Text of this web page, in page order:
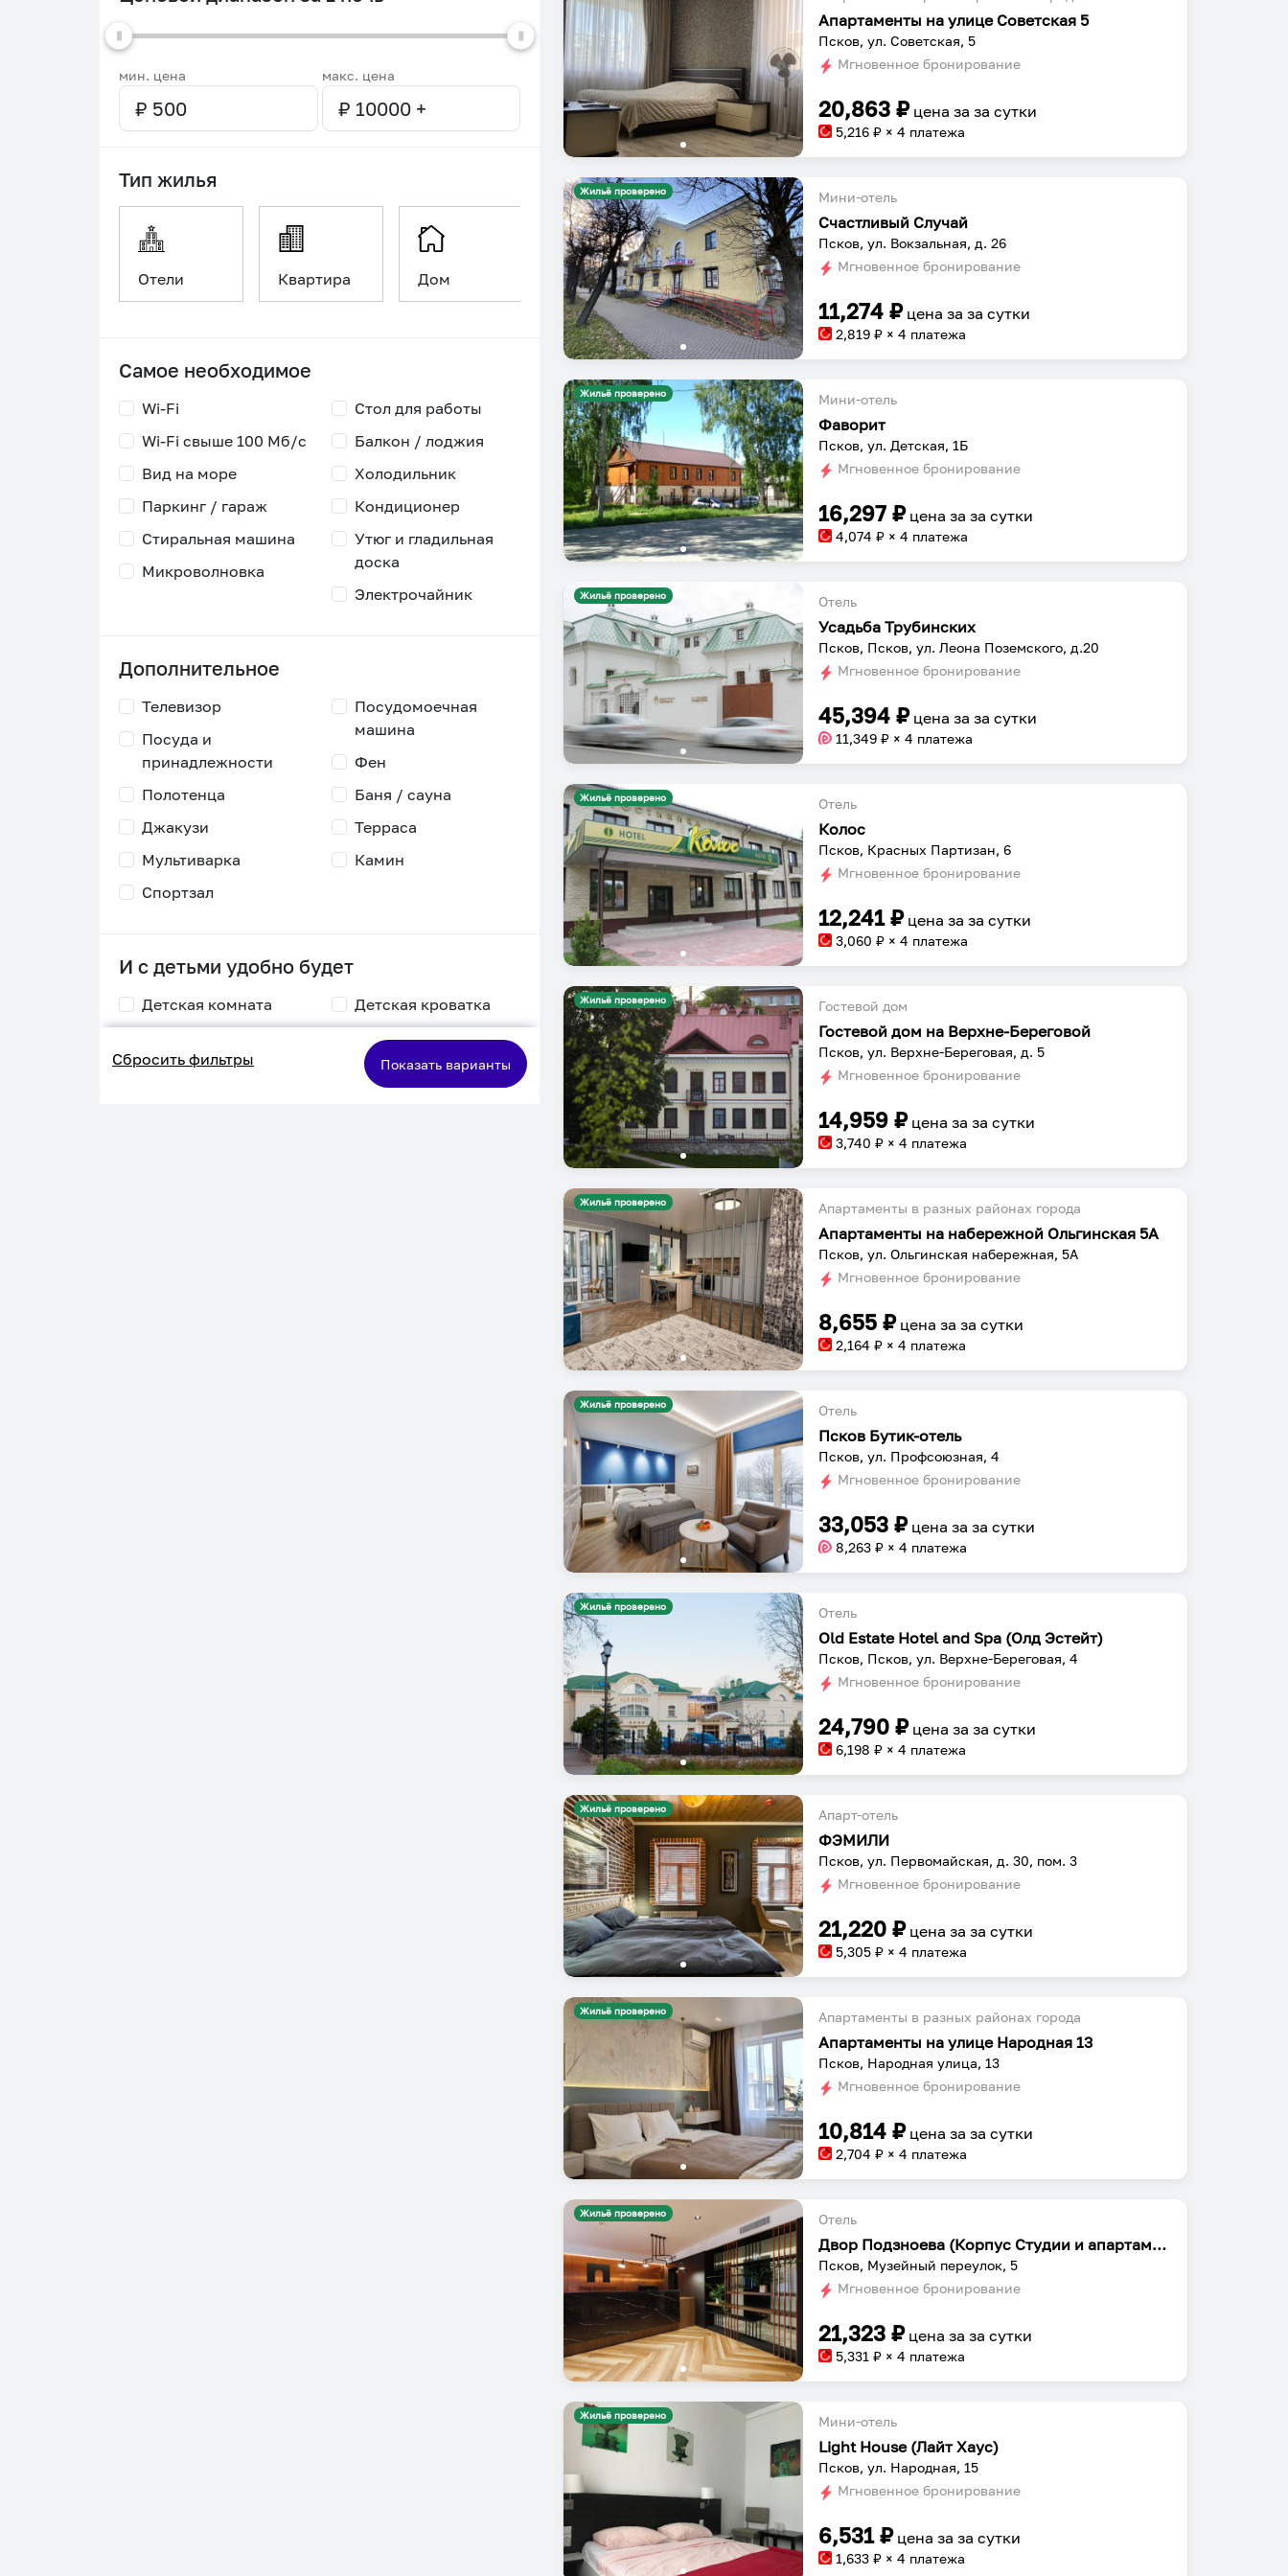
мин. цена макс. цена
Тип жилья
Отели Квартира Дом Уникальное
Самое необходимое
Wi-Fi
Wi-Fi свыше 100 Мб/с
Стол для работы
Балкон / лоджия
Вид на море
Паркинг / гараж
Холодильник
Кондиционер
Стиральная машина
Микроволновка
Утюг и гладильная
доска
Электрочайник
Дополнительное
Телевизор
Посуда и
принадлежности
Посудомоечная
машина
Фен
Полотенца
Джакузи
Баня / сауна
Терраса
Мультиварка
Спортзал
Камин
И с детьми удобно будет
Детская комната
кормления
Детская кроватка
Двухъярусная
кровать
Сбросить фильтры Показать варианты
Апартаменты на улице Советская 5
Псков, ул. Советская, 5
Мгновенное бронирование
20,863 ₽ цена заза сутки
5,216 ₽ × 4 платежа
Жильё проверено Мини-отель
Счастливый Случай
Псков, ул. Вокзальная, д. 26
Мгновенное бронирование
11,274 ₽ цена заза сутки
2,819 ₽ × 4 платежа
Жильё проверено Мини-отель
Фаворит
Псков, ул. Детская, 1Б
Мгновенное бронирование
16,297 ₽ цена заза сутки
4,074 ₽ × 4 платежа
Жильё проверено Отель
Усадьба Трубинских
Псков, Псков, ул. Леона Поземского, д.20
Мгновенное бронирование
45,394 ₽ цена заза сутки
11,349 ₽ × 4 платежа
Жильё проверено Отель
Колос
Псков, Красных Партизан, 6
Мгновенное бронирование
12,241₽ цена заза сутки
3,060 ₽ × 4 платежа
Жильё проверено Гостевой дом
Гостевой дом на Верхне-Береговой
Псков, ул. Верхне-Береговая, д. 5
Мгновенное бронирование
14,959 ₽ цена заза сутки
3,740 ₽ × 4 платежа
Жильё проверено Апартаменты в разных районах города
Апартаменты на набережной Ольгинская 5А
Псков, ул. Ольгинская набережная, 5А
Мгновенное бронирование
8,655 ₽ цена заза сутки
2,164 ₽ × 4 платежа
Жильё проверено Отель
Псков Бутик-отель
Псков, ул. Профсоюзная, 4
Мгновенное бронирование
33,053 ₽ цена заза сутки
8,263 ₽ × 4 платежа
Жильё проверено Отель
Old Estate Hotel and Spa (Олд Эстейт)
Псков, Псков, ул. Верхне-Береговая, 4
Мгновенное бронирование
24,790 ₽ цена заза сутки
6,198 ₽ × 4 платежа
Жильё проверено Апарт-отель
ФЭМИЛИ
Псков, ул. Первомайская, д. 30, пом. 3
Мгновенное бронирование
21,220 ₽ цена заза сутки
5,305 ₽ × 4 платежа
Жильё проверено Апартаменты в разных районах города
Апартаменты на улице Народная 13
Псков, Народная улица, 13
Мгновенное бронирование
10,814 ₽ цена заза сутки
2,704 ₽ × 4 платежа
Жильё проверено Отель
Двор Подзноева (Корпус Студии и апартаменты)
Псков, Музейный переулок, 5
Мгновенное бронирование
21,323 ₽ цена заза сутки
5,331 ₽ × 4 платежа
Жильё проверено Мини-отель
Light House (Лайт Хаус)
Псков, ул. Народная, 15
Мгновенное бронирование
6,531₽ цена заза сутки
1,633 ₽ × 4 платежа